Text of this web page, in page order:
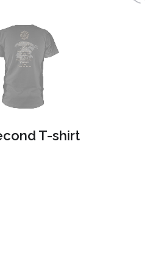
T-shirt